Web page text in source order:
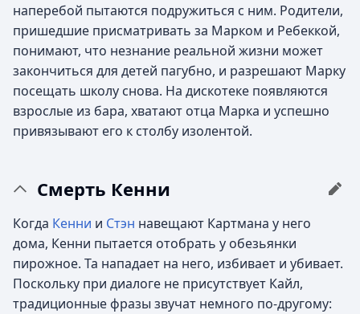
наперебой пытаются подружиться с ним. Родители,
пришедшие присматривать за Марком и Ребеккой,
понимают, что незнание реальной жизни может
закончиться для детей пагубно, и разрешают Марку
посещать школу снова. На дискотеке появляются
взрослые из бара, хватают отца Марка и успешно
привязывают его к столбу изолентой.
Смерть Кенни
Когда Кенни и Стэн навещают Картмана у него
дома, Кенни пытается отобрать у обезьянки
пирожное. Та нападает на него, избивает и убивает.
Поскольку при диалоге не присутствует Кайл,
традиционные фразы звучат немного по-другому: